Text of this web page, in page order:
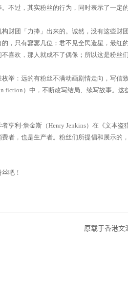
不过，其实粉丝的行为，同时表示了一定的
财团「力捧」出来的。诚然，没有这些财
，只有寥寥几位；君不见全民造星，最红
喜欢，那人就成不了偶像；所以这是粉丝们
举：远的有粉丝不满动画剧情走向，写信
fiction）中，不断改写结局、续写故事。这
亨利·詹金斯（Henry Jenkins）在《文本盗
者，也是生产者。粉丝们所提倡和展示的
吧！
原载于香港文